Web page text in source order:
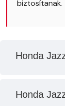
biztosítanak.
Honda
Honda